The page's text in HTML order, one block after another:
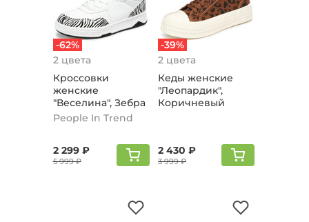
-62%
2 цвета
Кроссовки
женские
"Веселина", Зебра
People In Trend
2 299 ₽
5 999 ₽
-39%
2 цвета
Кеды женские
"Леопардик",
Коричневый
2 430 ₽
3 999 ₽